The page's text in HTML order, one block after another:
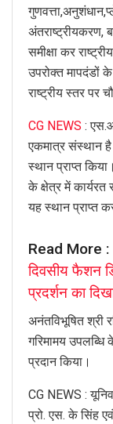
अंतराष्ट्रीयकरण,
समीक्षा कर
उपरोक्त मापदंडों
राष्ट्रीय स्तर पर
CG NEWS :
एकमात्र संस्थान है
स्थान प्राप्त
के क्षेत्र में कार्यरत
यह स्थान प्राप्त
Read More :
दिवसीय फैशन
प्रदर्शन का
अनंतविभूषित श्री
गरिमामय उपलब्धि
प्रदान किया।
CG NEWS :
प्रो. एस. के सिंह